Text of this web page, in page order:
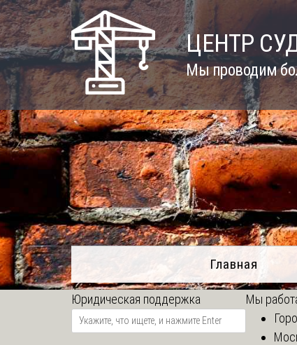
Skip
to
content
ЦЕНТР
Мы проводим
Главная
Юридическая поддержка
Мы